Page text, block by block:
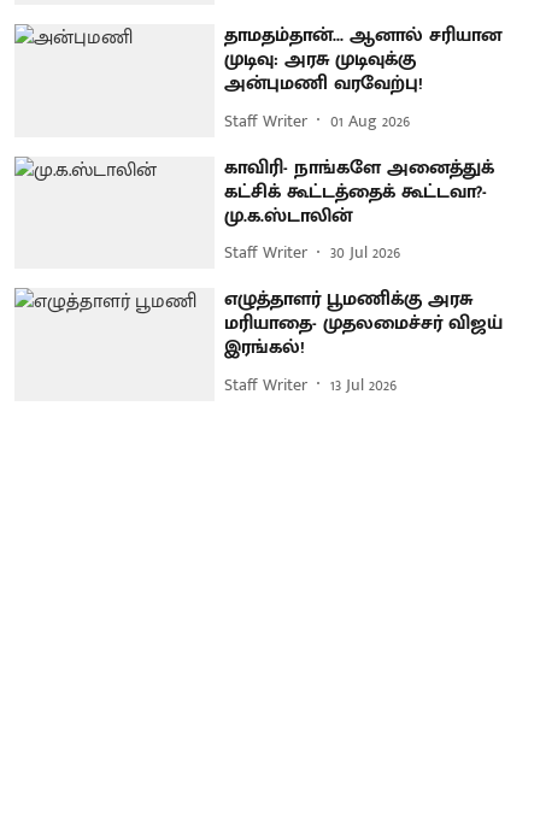
தாமதம்தான்... ஆனால் சரியான
முடிவு: அரசு முடிவுக்கு
அன்புமணி வரவேற்பு!
Staff Writer 01 Aug 2026
காவிரி- நாங்களே அனைத்துக்
கட்சிக் கூட்டத்தைக் கூட்டவா?-
மு.க.ஸ்டாலின்
Staff Writer 30 Jul 2026
எழுத்தாளர் பூமணிக்கு அரசு
மரியாதை- முதலமைச்சர் விஜய்
இரங்கல்!
Staff Writer 13 Jul 2026